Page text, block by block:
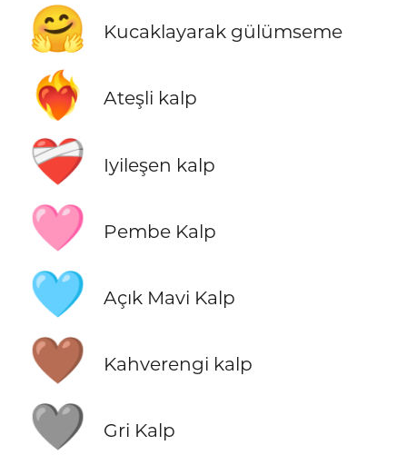
🤗 Kucaklayarak gülümseme
❤️‍🔥 Ateşli kalp
❤️‍🩹 Iyileşen kalp
🩷 Pembe Kalp
🩵 Açık Mavi Kalp
🤎 Kahverengi kalp
🩶 Gri Kalp